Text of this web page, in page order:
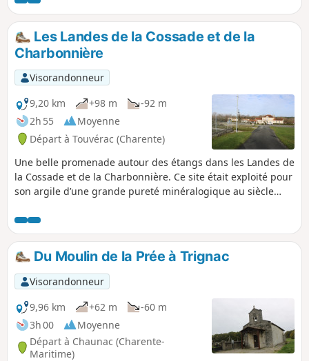
Les Landes de la Cossade et de la
Charbonnière
Visorandonneur
9,20 km
+98 m
-92 m
2h 55
Moyenne
Départ à Touvérac (Charente)
Une belle promenade autour des étangs dans les Landes de
la Cossade et de la Charbonnière. Ce site était exploité pour
son argile d’une grande pureté minéralogique au siècle
de 30 à 50 m se remplir d'eau. Cette randonnée offre du
calme et du dépaysement. Certains lacs sont magnifiques !
Avec du soleil c’est encore plus beau. (!) baignade
strictement interdite
Du Moulin de la Prée à Trignac
Visorandonneur
9,96 km
+62 m
-60 m
3h 00
Moyenne
Départ à Chaunac (Charente-
Maritime)